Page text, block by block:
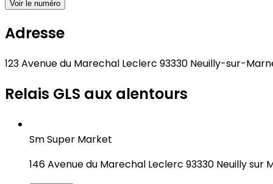
Voir le numéro
Adresse
123 Avenue du Marechal Leclerc 93330 Neuilly-sur-
Relais GLS aux alentours
Sm Super Market
146 Avenue du Marechal Leclerc 93330 Neuilly sur